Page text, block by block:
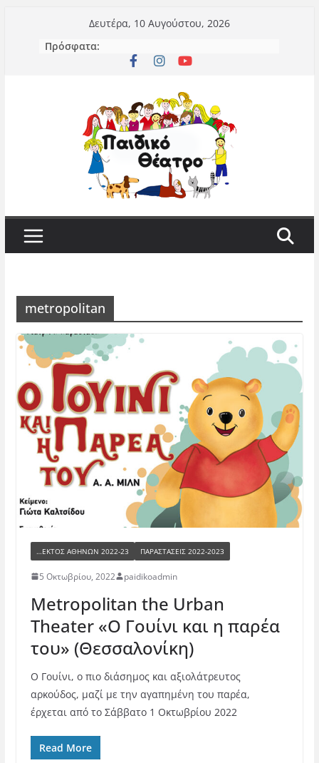
περιεχόμενο
Δευτέρα, 10 Αυγούστου, 2026
Πρόσφατα:
metropolitan
…ΕΚΤΌΣ ΑΘΗΝΏΝ 2022-23 ΠΑΡΑΣΤΆΣΕΙΣ 2022-2023
5 Οκτωβρίου, 2022 paidikoadmin
Metropolitan the Urban
Theater «Ο Γουίνι και η παρέα
του» (Θεσσαλονίκη)
Ο Γουίνι, ο πιο διάσημος και αξιολάτρευτος
αρκούδος, μαζί με την αγαπημένη του παρέα,
έρχεται από το Σάββατο 1 Οκτωβρίου 2022
Read More